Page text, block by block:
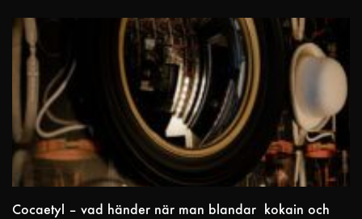
Cocaetyl – vad händer när man blandar kokain och